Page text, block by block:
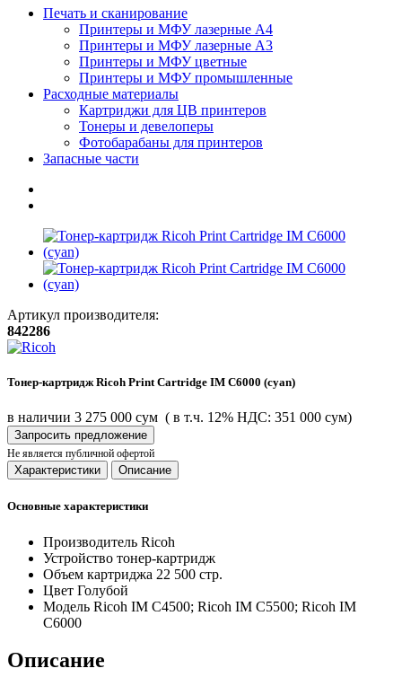
Печать и сканирование
Принтеры и МФУ лазерные А4
Принтеры и МФУ лазерные А3
Принтеры и МФУ цветные
Принтеры и МФУ промышленные
Расходные материалы
Картриджи для ЦВ принтеров
Тонеры и девелоперы
Фотобарабаны для принтеров
Запасные части
Артикул производителя:
842286
Тонер-картридж Ricoh Print Cartridge IM C6000 (cyan)
в наличии 3 275 000 сум ( в т.ч. 12% НДС: 351 000 сум)
Запросить предложение
Не является публичной офертой
Характеристики Описание
Основные характеристики
Производитель Ricoh
Устройство тонер-картридж
Объем картриджа 22 500 стр.
Цвет Голубой
Модель Ricoh IM C4500; Ricoh IM C5500; Ricoh IM
C6000
Описание